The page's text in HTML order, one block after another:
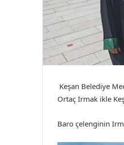
Keşan Belediye
Ortaç Irmak ikle
Baro çelenginin